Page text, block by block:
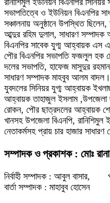
রানীশিমুল ইউনিয়ন বিএনপির
সভাপতিত্বে ও ইউনিয়ন বিএনপির
সঞ্চালনায় অনুষ্ঠানে উপস্থিত
আব্দুর রহিম দুলাল, সাধারণ
বিএনপির সাবেক যুগ্ম আহ্বায়ক এস
পৌর বিএনপির সভাপতি ফজলুল হক
দলের সভাপতি, হাফেজ মাসুদুর
সাধারণ সম্পাদক মাহবুব আলম বাদল।
যুবদলের সিনিয়র যুগ্ম আহ্বায়ক
আহ্বায়ক তাহাজুল ইসলাম ,উপজেলা
রোকন, পৌর ছাত্রদলের আহ্বায়ক
খানসহ উপজেলা বিএনপি, রানিশিমুল
নেতাকর্মসহ প্রায় চার হাজার
সম্পাদক ও প্রকাশক : মোঃ
নির্বাহী সম্পাদক : আবুল
বার্তা সম্পাদক : মাহাবুব হোসেন